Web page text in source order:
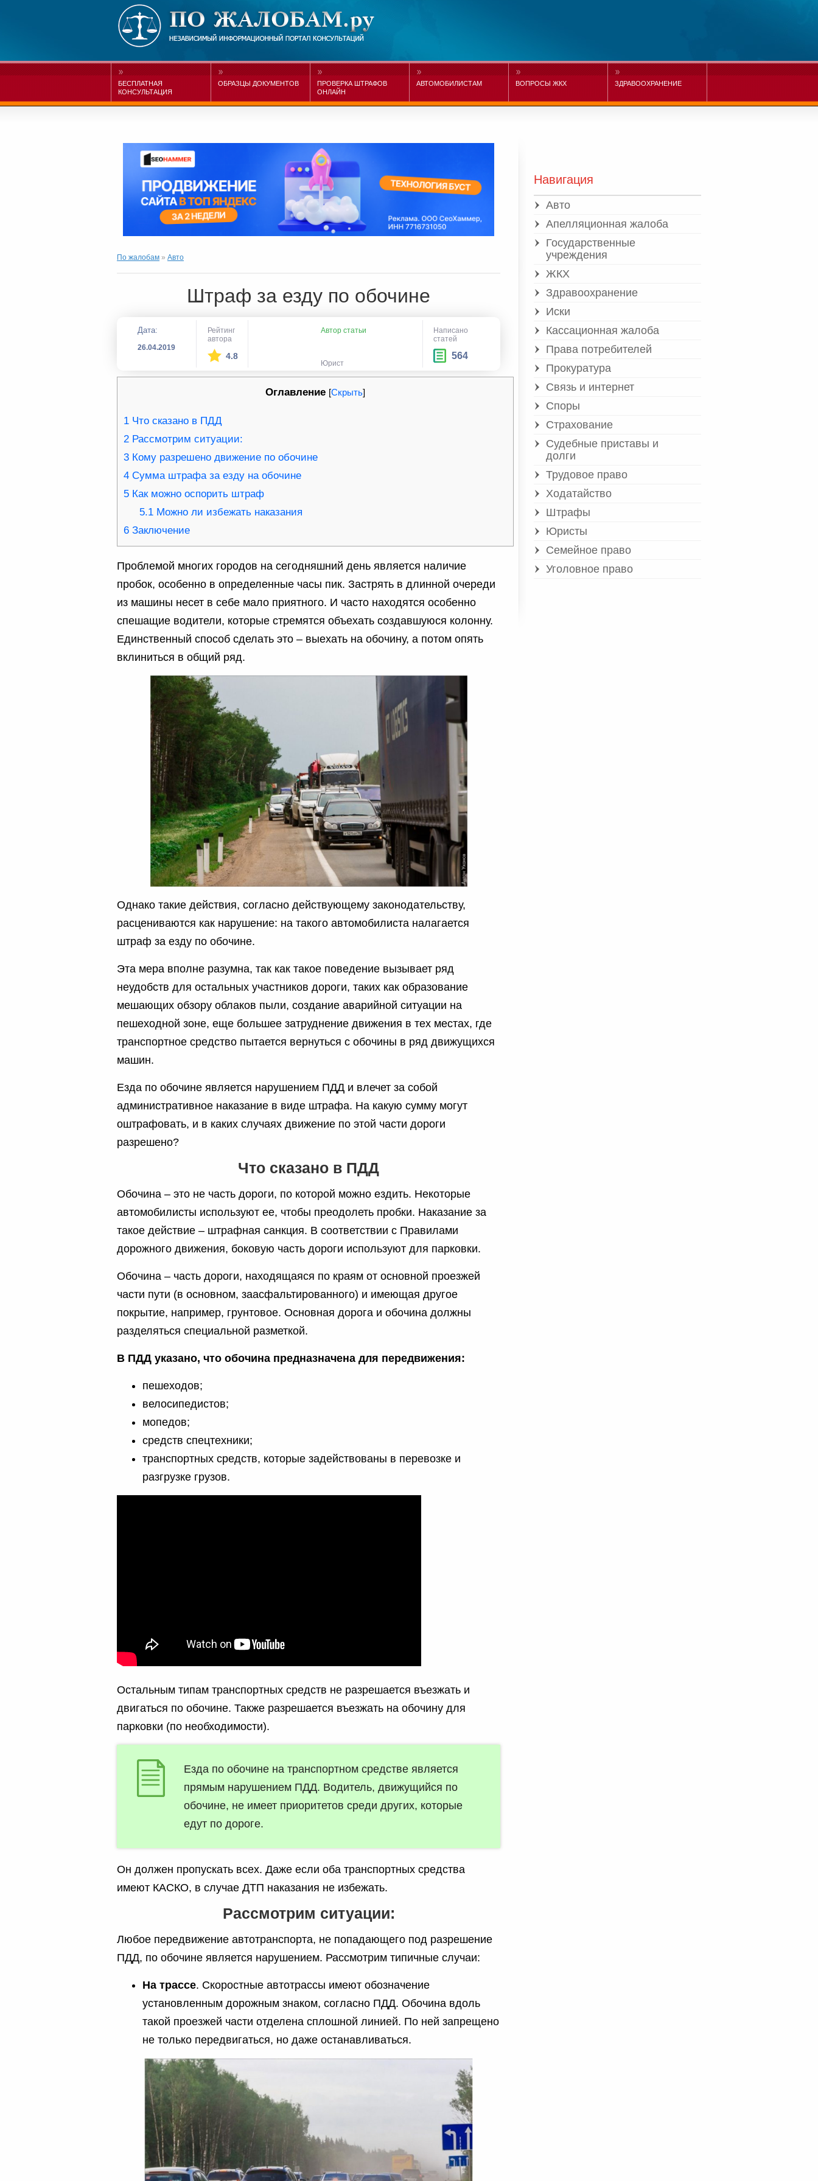
БЕСПЛАТНАЯ
КОНСУЛЬТАЦИЯ
ОБРАЗЦЫ ДОКУМЕНТОВ
ПРОВЕРКА ШТРАФОВ
ОНЛАЙН
АВТОМОБИЛИСТАМ ВОПРОСЫ ЖКХ ЗДРАВООХРАНЕНИЕ
По жалобам » Авто
Штраф за езду по обочине
Дата:
26.04.2019
Рейтинг
автора
4.8
Автор статьи
Юрист
Написано
статей
564
Оглавление [Скрыть]
1 Что сказано в ПДД
2 Рассмотрим ситуации:
3 Кому разрешено движение по обочине
4 Сумма штрафа за езду на обочине
5 Как можно оспорить штраф
5.1Можно ли избежать наказания
6 Заключение
Проблемой многих городов на сегодняшний день является наличие
пробок, особенно в определенные часы пик. Застрять в длинной очереди
из машины несет в себе мало приятного. И часто находятся особенно
спешащие водители, которые стремятся объехать создавшуюся колонну.
Единственный способ сделать это – выехать на обочину, а потом опять
вклиниться в общий ряд.
Однако такие действия, согласно действующему законодательству,
расцениваются как нарушение: на такого автомобилиста налагается
штраф за езду по обочине.
Эта мера вполне разумна, так как такое поведение вызывает ряд
неудобств для остальных участников дороги, таких как образование
мешающих обзору облаков пыли, создание аварийной ситуации на
пешеходной зоне, еще большее затруднение движения в тех местах, где
транспортное средство пытается вернуться с обочины в ряд движущихся
машин.
Езда по обочине является нарушением ПДД и влечет за собой
административное наказание в виде штрафа. На какую сумму могут
оштрафовать, и в каких случаях движение по этой части дороги
разрешено?
Что сказано в ПДД
Обочина – это не часть дороги, по которой можно ездить. Некоторые
автомобилисты используют ее, чтобы преодолеть пробки. Наказание за
такое действие – штрафная санкция. В соответствии с Правилами
дорожного движения, боковую часть дороги используют для парковки.
Обочина – часть дороги, находящаяся по краям от основной проезжей
части пути (в основном, заасфальтированного) и имеющая другое
покрытие, например, грунтовое. Основная дорога и обочина должны
разделяться специальной разметкой.
В ПДД указано, что обочина предназначена для передвижения:
пешеходов;
велосипедистов;
мопедов;
средств спецтехники;
транспортных средств, которые задействованы в перевозке и
разгрузке грузов.
Остальным типам транспортных средств не разрешается въезжать и
двигаться по обочине. Также разрешается въезжать на обочину для
парковки (по необходимости).
Езда по обочине на транспортном средстве является
прямым нарушением ПДД. Водитель, движущийся по
обочине, не имеет приоритетов среди других, которые
едут по дороге.
Он должен пропускать всех. Даже если оба транспортных средства
имеют КАСКО, в случае ДТП наказания не избежать.
Рассмотрим ситуации:
Любое передвижение автотранспорта, не попадающего под разрешение
ПДД, по обочине является нарушением. Рассмотрим типичные случаи:
На трассе. Скоростные автотрассы имеют обозначение
установленным дорожным знаком, согласно ПДД. Обочина вдоль
такой проезжей части отделена сплошной линией. По ней запрещено
не только передвигаться, но даже останавливаться.
Навигация
Авто
Апелляционная жалоба
Государственные
учреждения
ЖКХ
Здравоохранение
Иски
Кассационная жалоба
Права потребителей
Прокуратура
Связь и интернет
Споры
Страхование
Судебные приставы и
долги
Трудовое право
Ходатайство
Штрафы
Юристы
Семейное право
Уголовное право